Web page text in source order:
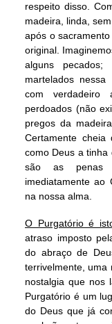
respeito disso.
madeira, linda,
após o
original.
alguns
martelados nessa
com verdadeiro
perdoados (não
pregos da
Certamente
como Deus a tinha
são as penas
imediatamente ao
na nossa alma.
O Purgatório é
atraso imposto
do abraço de
terrivelmente, uma
nostalgia que nos
Purgatório é um
do Deus que já